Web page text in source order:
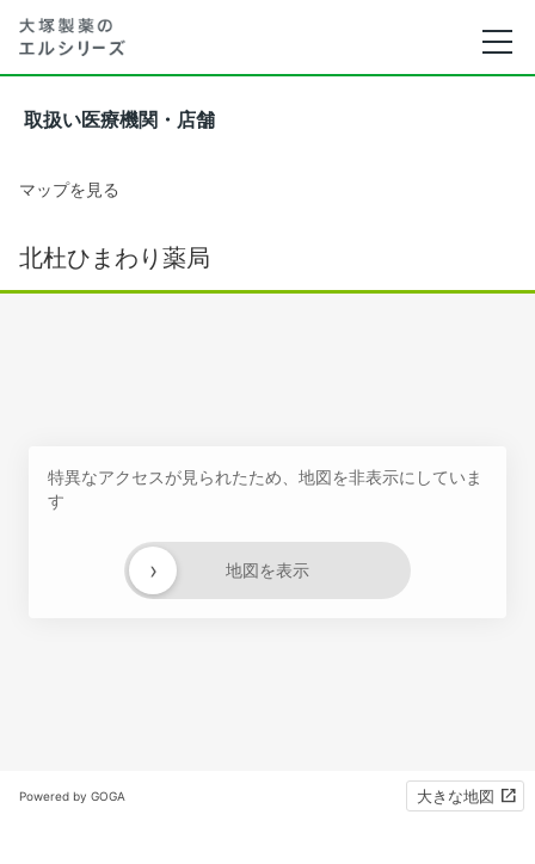
取扱い医療機関・店舗
マップを見る
北杜ひまわり薬局
特異なアクセスが見られたため、地図を非表示にしていま
す
地図を表示
›
Powered by GOGA 大きな地図